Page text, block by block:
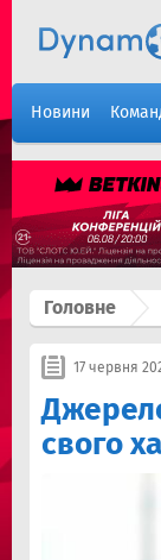
Новини
Головне
17 червня
свого